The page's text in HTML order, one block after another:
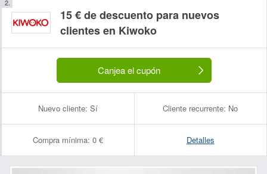
15 € de descuento para nuevos
clientes en Kiwoko
Canjea el cupón
Nuevo cliente: Sí Cliente recurrente: No
Compra mínima: 0 € Detalles